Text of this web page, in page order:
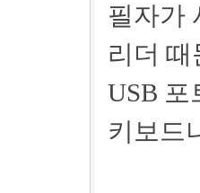
필자가
리더 때
USB 포
키보드